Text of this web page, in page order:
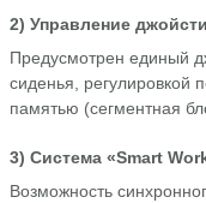
2) Управление
Предусмотрен единый
сиденья, регулировкой
памятью (сегментная
3) Система «Smart
Возможность